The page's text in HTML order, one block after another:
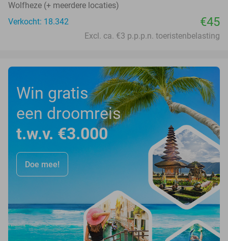
Wolfheze (+ meerdere locaties)
Verkocht: 18.342
€45
Excl. ca. €3 p.p.p.n. toeristenbelasting
Win gratis
een droomreis
t.w.v. €3.000
Doe mee!